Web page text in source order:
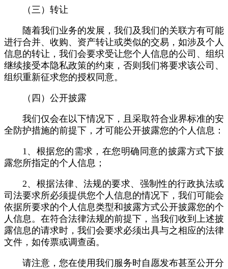
（三）转让
随着我们业务的发展，我们及我们的关联方有可能
进行合并、收购、资产转让或类似的交易，如涉及个人
信息的转让，我们会要求受让您个人信息的公司、组织
继续接受本隐私政策的约束，否则我们将要求该公司、
组织重新征求您的授权同意。
（四）公开披露
我们仅会在以下情况下，且采取符合业界标准的安
全防护措施的前提下，才可能公开披露您的个人信息：
1、根据您的需求，在您明确同意的披露方式下披
露您所指定的个人信息；
2、根据法律、法规的要求、强制性的行政执法或
司法要求所必须提供您个人信息的情况下，我们可能会
依据所要求的个人信息类型和披露方式公开披露您的个
人信息。在符合法律法规的前提下，当我们收到上述披
露信息的请求时，我们会要求必须出具与之相应的法律
文件，如传票或调查函。
请注意，您在使用我们服务时自愿发布甚至公开分